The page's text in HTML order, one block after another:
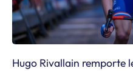
Hugo Rivallain remporte